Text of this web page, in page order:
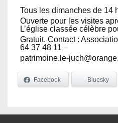
Tous les dimanches de 14
Ouverte pour les visites
L’église classée célèbre
Gratuit. Contact :
64 37 48 11 –
patrimoine.le-
Facebook Bluesky